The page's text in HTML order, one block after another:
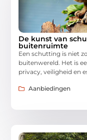
De kunst van
buitenruimte
Een schutting is niet
buitenwereld. Het is
privacy, veiligheid en
Aanbiedingen